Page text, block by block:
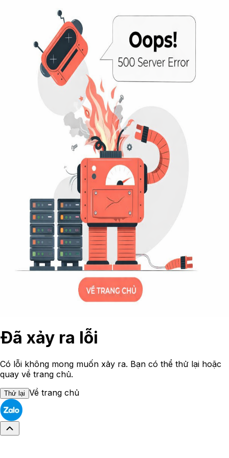
Đã xảy ra lỗi
Có lỗi không mong muốn xảy ra. Bạn có thể thử lại hoặc
quay về trang chủ.
Thử lại Về trang chủ